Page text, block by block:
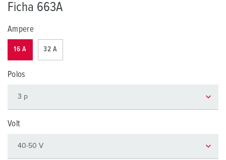
Ficha 663A
Ampere
16 A 32 A
Polos
Volt